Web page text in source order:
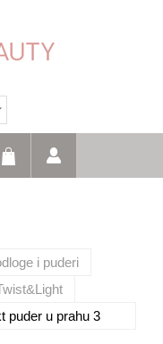
i puderi
puder u prahu 3